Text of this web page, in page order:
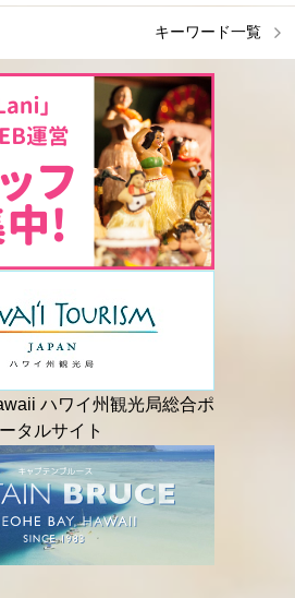
キーワード一覧